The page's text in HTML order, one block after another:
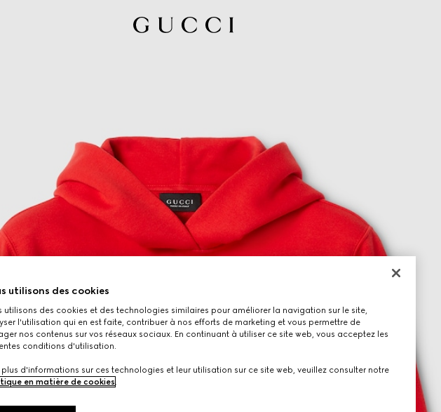
utilisons des cookies
utilisons des cookies et des technologies similaires pour améliorer la navigation sur le site,
l'utilisation qui en est faite, contribuer à nos efforts de marketing et vous permettre de
nos contenus sur vos réseaux sociaux. En continuant à utiliser ce site web, vous acceptez les
conditions d'utilisation.
plus d'informations sur ces technologies et leur utilisation sur ce site web, veuillez consulter notre
en matière de cookies.